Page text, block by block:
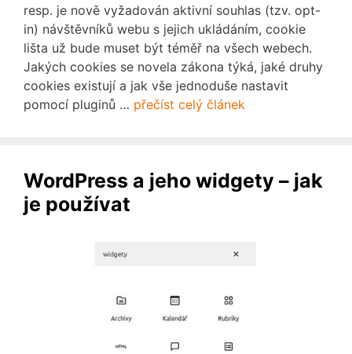
resp. je nově vyžadován aktivní souhlas (tzv. opt-
in) návštěvníků webu s jejich ukládáním, cookie
lišta už bude muset být téměř na všech webech.
Jakých cookies se novela zákona týká, jaké druhy
cookies existují a jak vše jednoduše nastavit
pomocí pluginů … přečíst celý článek
WordPress a jeho widgety – jak
je používat